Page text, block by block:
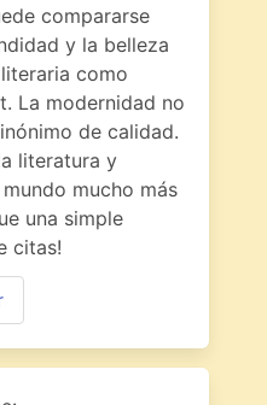
compararse
y la belleza
como
La modernidad no
de calidad.
literatura y
mucho más
una simple
citas!